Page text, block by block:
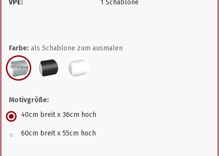
VPE:
1 Schablone
Farbe: als Schablone zum ausmalen
Motivgröße:
40cm breit x 36cm hoch
60cm breit x 55cm hoch